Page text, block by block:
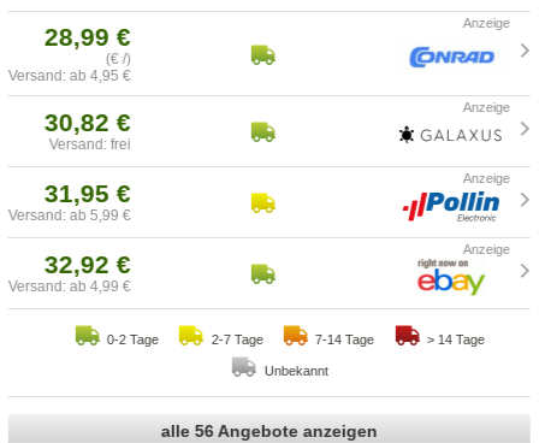
28,99 €
(€ /)
Versand: ab 4,95 €
30,82 €
Versand: frei
31,95 €
Versand: ab 5,99 €
32,92 €
Versand: ab 4,99 €
0-2 Tage 2-7 Tage 7-14 Tage > 14 Tage
Unbekannt
alle 56 Angebote anzeigen